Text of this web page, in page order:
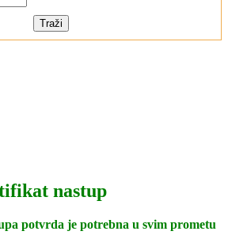
Traži
nastup
potvrda je potrebna u svim prometu